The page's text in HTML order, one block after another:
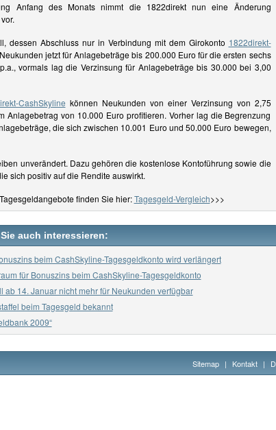
Anfang des Monats nimmt die 1822direkt nun eine Änderung
dessen Abschluss nur in Verbindung mit dem Girokonto 1822direkt-
jetzt für Anlagebeträge bis 200.000 Euro für die ersten sechs
vormals lag die Verzinsung für Anlagebeträge bis 30.000 bei 3,00
CashSkyline können Neukunden von einer Verzinsung von 2,75
Anlagebetrag von 10.000 Euro profitieren. Vorher lag die Begrenzung
die sich zwischen 10.001 Euro und 50.000 Euro bewegen,
unverändert. Dazu gehören die kostenlose Kontoführung sowie die
sich positiv auf die Rendite auswirkt.
finden Sie hier:Tagesgeld-Vergleich>>>
auch interessieren:
beim CashSkyline-Tagesgeldkonto wird verlängert
für Bonuszins beim CashSkyline-Tagesgeldkonto
ab 14. Januar nicht mehr für Neukunden verfügbar
beim Tagesgeld bekannt
2009“
Sitemap | Kontakt |